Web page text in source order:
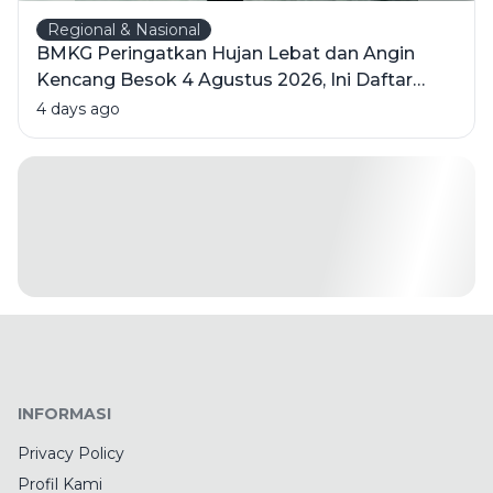
Regional & Nasional
BMKG Peringatkan Hujan Lebat dan Angin
Kencang Besok 4 Agustus 2026, Ini Daftar
Wilayahnya
4 days ago
INFORMASI
Privacy Policy
Profil Kami